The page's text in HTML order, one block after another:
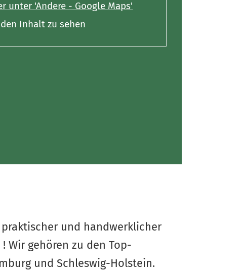
unter 'Andere - Google Maps'
Inhalt zu sehen
und handwerklicher
Wir gehören zu den Top-
und Schleswig-Holstein.